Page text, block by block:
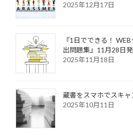
2025年12月17日
『1日でできる！
出問題集』11月28日
2025年11月18日
蔵書をスマホでスキャ
2025年10月11日